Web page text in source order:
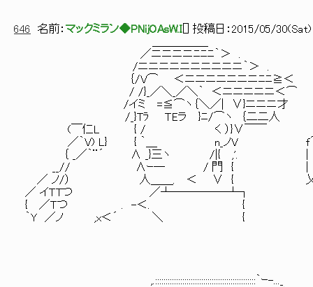
646 名前： マックミラン◆PNijOAsW.I ] 投稿日： 2015/05/30(Sat)
／ニニニニﾆﾆﾆ｀＞ .
/ニニニニニニニニニニ｀＞ .
｛/V⌒ ＜ニニニニニニニﾆﾆ≧＜
/ /}_／＼_／＼｀ ＜ニニニニニ＜⌒
/イミ =≦⌒ヽ｛＼／| ∨}ニニニ才
/_}Tﾗ ＴEラ }ﾆ/⌒ヽ ｛二二人
(￣仁L { / く ）}∨￣￣
／｀V) L} { ｀＿ n_ノV f´￣￣￣￣￣￣
｛ _／｀¨´ ∧ _}三ヽ /|{ ,'. | 僕が外で
__// ∧ｰ─ / 門 { | 同じ皿から同じ
／ ノ/） 人＿＿. ＜ ∨ { 乂＿＿＿＿＿＿
／ イＴTつ ／┴─────┴┐
{ ／Ｔつ . -＜. {
｀Y ／ノ ,x＜´ ＼ {
,.::::::::::::::::::::::::::::::::::::::::::::::::｀ｰ-..._